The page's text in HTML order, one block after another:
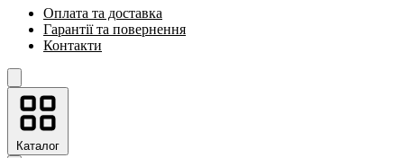
Оплата та доставка
Гарантії та повернення
Контакти
Каталог